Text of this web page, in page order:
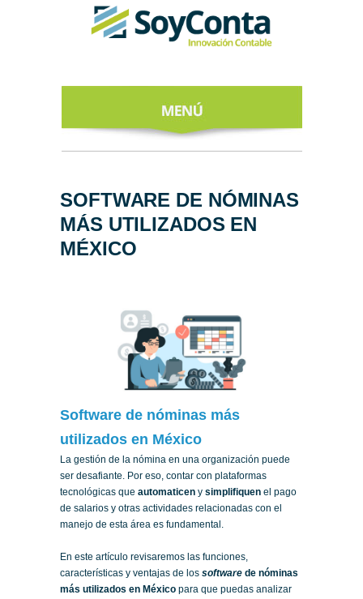
ACERCA DE
NUESTROS
REGÍSTRATE
AL NEWSLETTER
SOFTWARE DE NÓMINAS
MÁS UTILIZADOS EN
MÉXICO
Software de nóminas más
utilizados en México
La gestión de la nómina en una organización puede
ser desafiante. Por eso, contar con plataformas
tecnológicas que automaticen y simplifiquen el pago
de salarios y otras actividades relacionadas con el
manejo de esta área es fundamental.
En este artículo revisaremos las funciones,
características y ventajas de los software de nóminas
más utilizados en México para que puedas analizar